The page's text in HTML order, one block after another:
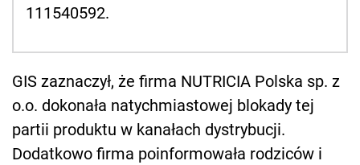
111540592.
GIS zaznaczył, że firma NUTRICIA Polska sp. z
o.o. dokonała natychmiastowej blokady tej
partii produktu w kanałach dystrybucji.
Dodatkowo firma poinformowała rodziców i